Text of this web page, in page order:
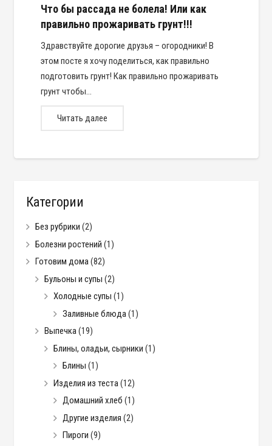
Что бы рассада не болела! Или как
правильно прожаривать грунт!!!
Здравствуйте дорогие друзья – огородники! В
этом посте я хочу поделиться, как правильно
подготовить грунт! Как правильно прожаривать
грунт чтобы…
Читать далее
Категории
Без рубрики (2)
Болезни ростений (1)
Готовим дома(82)
Бульоны и супы (2)
Холодные супы (1)
Заливные блюда(1)
Выпечка(19)
Блины, оладьи, сырники (1)
Блины (1)
Изделия из теста(12)
Домашний хлеб (1)
Другие изделия (2)
Пироги (9)